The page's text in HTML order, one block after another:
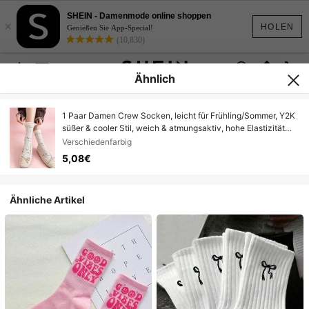
HOLEN
×
SHEIN - Damenmode online shoppen
Genießen Sie App-Special!
(10,830)
Ähnlich
1 Paar Damen Crew Socken, leicht für Frühling/Sommer, Y2K
süßer & cooler Stil, weich & atmungsaktiv, hohe Elastizität
feuchtigkeitsableitend, strapazierfähig nicht einengend,
geeignet für täglichen Gebrauch, leichte Outdoor-Sportarten,
Damen Casual Crew Sport Socken
Verschiedenfarbig
5,08€
Ähnliche Artikel